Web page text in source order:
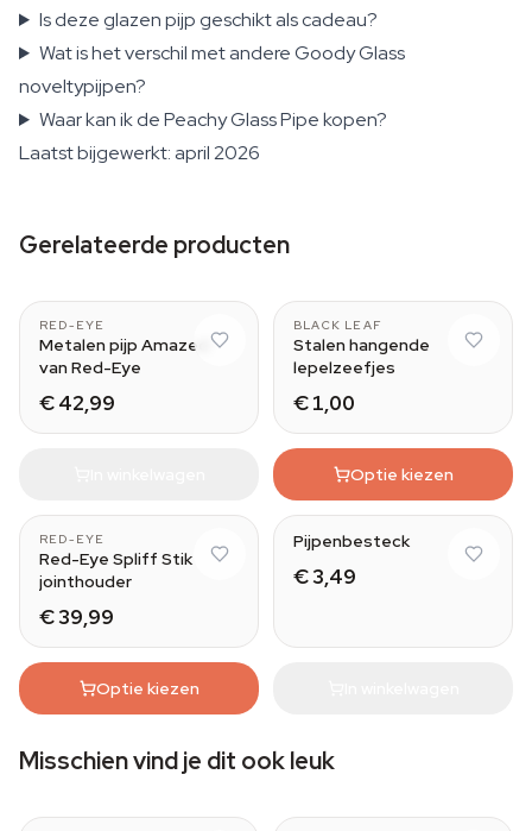
Is deze glazen pijp geschikt als cadeau?
Wat is het verschil met andere Goody Glass
noveltypijpen?
Waar kan ik de Peachy Glass Pipe kopen?
Laatst bijgewerkt: april 2026
Gerelateerde producten
RED-EYE
Metalen pijp Amazed
van Red-Eye
€ 42,99
BLACK LEAF
Stalen hangende
lepelzeefjes
€ 1,00
Optie kiezen
RED-EYE
Red-Eye Spliff Stik
jointhouder
€ 39,99
Optie kiezen
Pijpenbesteck
€ 3,49
Misschien vind je dit ook leuk